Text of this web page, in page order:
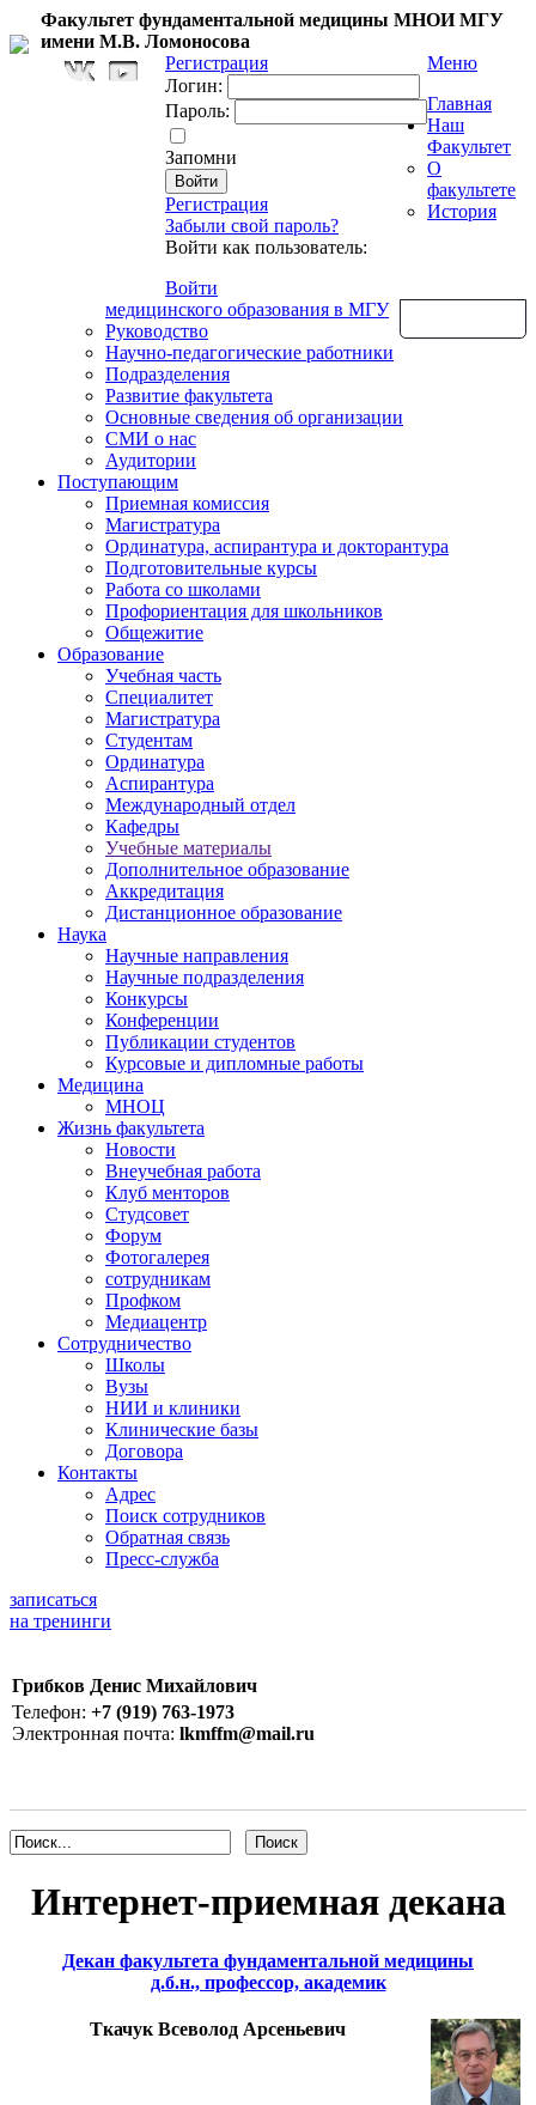
Факультет фундаментальной медицины МНОИ МГУ
имени М.В. Ломоносова
Регистрация
Логин:
Пароль:
Запомни
Регистрация
Забыли свой пароль?
Войти как пользователь:
Войти
Меню
Главная
Наш
Факультет
О
факультете
История
медицинского образования в МГУ
Руководство
Научно-педагогические работники
Подразделения
Развитие факультета
Основные сведения об организации
СМИ о нас
Аудитории
Поступающим
Приемная комиссия
Магистратура
Ординатура, аспирантура и докторантура
Подготовительные курсы
Работа со школами
Профориентация для школьников
Общежитие
Образование
Учебная часть
Специалитет
Магистратура
Студентам
Ординатура
Аспирантура
Международный отдел
Кафедры
Учебные материалы
Дополнительное образование
Аккредитация
Дистанционное образование
Наука
Научные направления
Научные подразделения
Конкурсы
Конференции
Публикации студентов
Курсовые и дипломные работы
Медицина
МНОЦ
Жизнь факультета
Новости
Внеучебная работа
Клуб менторов
Студсовет
Форум
Фотогалерея
сотрудникам
Профком
Медиацентр
Сотрудничество
Школы
Вузы
НИИ и клиники
Клинические базы
Договора
Контакты
Адрес
Поиск сотрудников
Обратная связь
Пресс-служба
записаться
на тренинги
Грибков Денис Михайлович
Телефон: +7 (919) 763-1973
Электронная почта: lkmffm@mail.ru
Интернет-приемная декана
Декан факультета фундаментальной медицины
д.б.н., профессор, академик
Ткачук Всеволод Арсеньевич